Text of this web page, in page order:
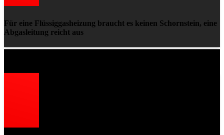
Für eine Flüssiggasheizung braucht es keinen Schornstein, eine
Abgasleitung reicht aus